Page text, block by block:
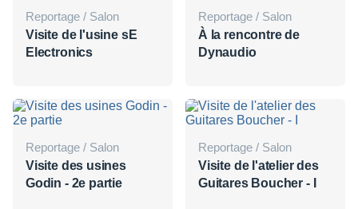
Reportage / Salon
Visite de l'usine sE
Electronics
Reportage / Salon
À la rencontre de
Dynaudio
Reportage / Salon
Visite des usines
Godin - 2e partie
Reportage / Salon
Visite de l'atelier des
Guitares Boucher - I